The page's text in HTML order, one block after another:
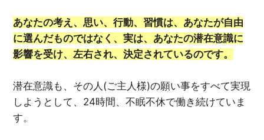
あなたの考え、思い、行動、習慣は、あなたが自由
に選んだものではなく、実は、あなたの潜在意識に
影響を受け、左右され、決定されているのです。
潜在意識も、その人(ご主人様)の願い事をすべて実現
しようとして、24時間、不眠不休で働き続けていま
す。